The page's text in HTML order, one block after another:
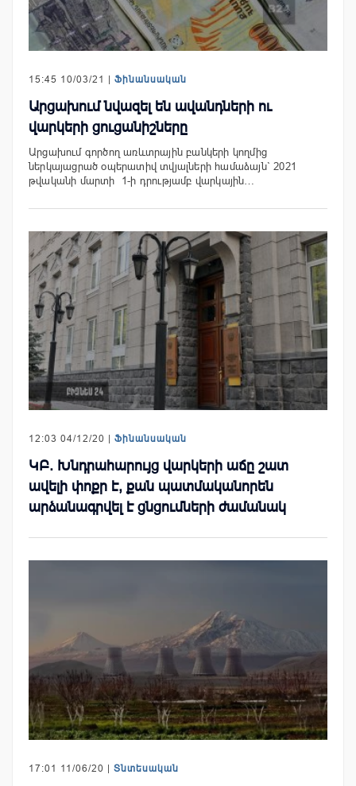
15:45 10/03/21 | Ֆինանսական
Արցախում նվազել են ավանդների ու
վարկերի ցուցանիշները
Արցախում գործող առևտրային բանկերի կողմից
ներկայացրած օպերատիվ տվյալների համաձայն` 2021
թվականի մարտի 1-ի դրությամբ վարկային…
12:03 04/12/20 | Ֆինանսական
ԿԲ. Խնդրահարույց վարկերի աճը շատ
ավելի փոքր է, քան պատմականորեն
արձանագրվել է ցնցումների ժամանակ
17:01 11/06/20 | Տնտեսական